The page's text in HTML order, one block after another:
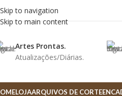
Skip to navigation
Skip to main content
Artes Prontas.
Atualizações/Diárias.
LOJAARQUIVOS DE CORTE